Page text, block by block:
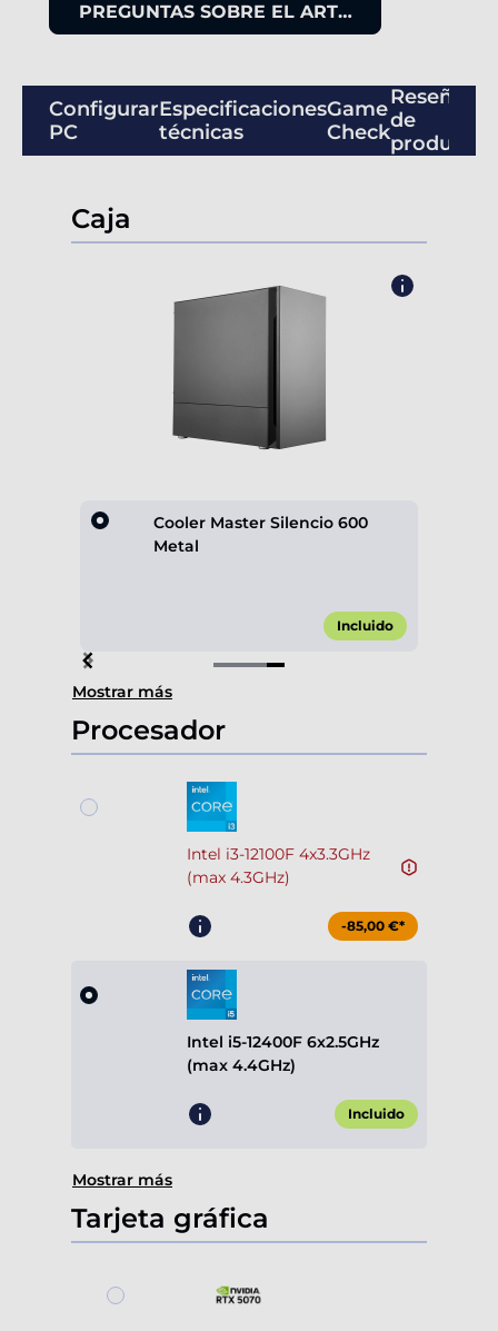
PREGUNTAS SOBRE EL ARTÍCULO
Configurar
PC
Especificaciones
técnicas
Game
Check
Reseñas
de
productos
Caja
Cooler Master Silencio 600
Metal
Incluido
Item
4
of
4
Mostrar más
Procesador
Intel i3-12100F 4x3.3GHz
(max 4.3GHz)
-85,00 €*
Intel i5-12400F 6x2.5GHz
(max 4.4GHz)
Incluido
Mostrar más
Tarjeta gráfica